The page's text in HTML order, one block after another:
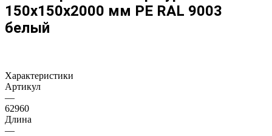
150х150х2000 мм PE RAL 9003
белый
Характеристики
Артикул
—
62960
Длина
—